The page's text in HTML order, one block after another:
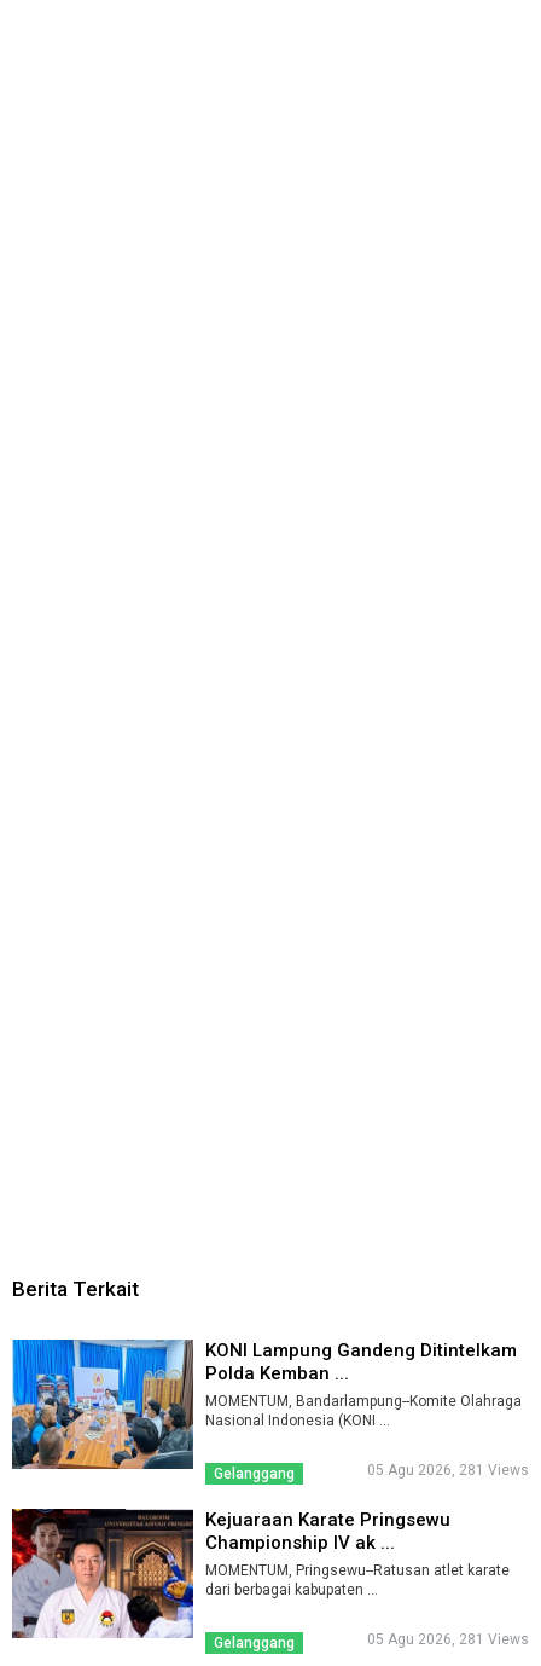
Berita Terkait
KONI Lampung Gandeng Ditintelkam
Polda Kemban ...
MOMENTUM, Bandarlampung--Komite Olahraga
Nasional Indonesia (KONI ...
Gelanggang 05 Agu 2026, 281 Views
Kejuaraan Karate Pringsewu
Championship IV ak ...
MOMENTUM, Pringsewu--Ratusan atlet karate
dari berbagai kabupaten ...
Gelanggang 05 Agu 2026, 281 Views